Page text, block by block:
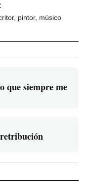
pintor, músico
que siempre me
es tú retribución